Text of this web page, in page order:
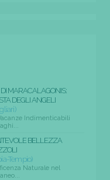
MARACALAGONIS:
DEGLI ANGELI
Indimenticabili
BELLEZZA
Tempio)
Naturale nel